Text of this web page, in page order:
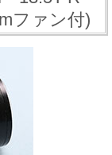
ファン付)